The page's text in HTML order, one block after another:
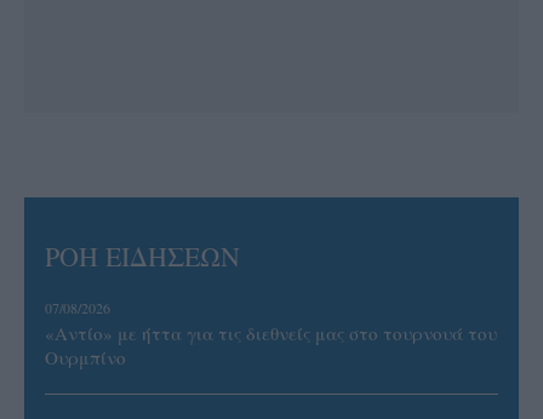
ΡΟΗ ΕΙΔΗΣΕΩΝ
07/08/2026
«Αντίο» με ήττα για τις διεθνείς μας στο τουρνουά του
Ουρμπίνο